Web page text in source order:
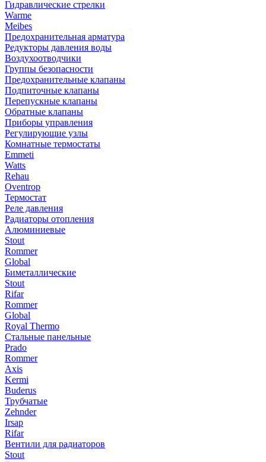
Гидравлические стрелки
Warme
Meibes
Предохранительная арматура
Редукторы давления воды
Воздухоотводчики
Группы безопасности
Предохранительные клапаны
Подпиточные клапаны
Перепускные клапаны
Обратные клапаны
Приборы управления
Регулирующие узлы
Комнатные термостаты
Emmeti
Watts
Rehau
Oventrop
Термостат
Реле давления
Радиаторы отопления
Алюминиевые
Stout
Rommer
Global
Биметаллические
Stout
Rifar
Rommer
Global
Royal Thermo
Стальные панельные
Prado
Rommer
Axis
Kermi
Buderus
Трубчатые
Zehnder
Irsap
Rifar
Вентили для радиаторов
Stout